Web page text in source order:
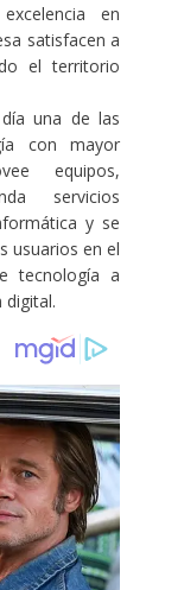
en
satisfacen a
el territorio
una de las
con mayor
equipos,
servicios
y se
usuarios en el
tecnología a
digital.